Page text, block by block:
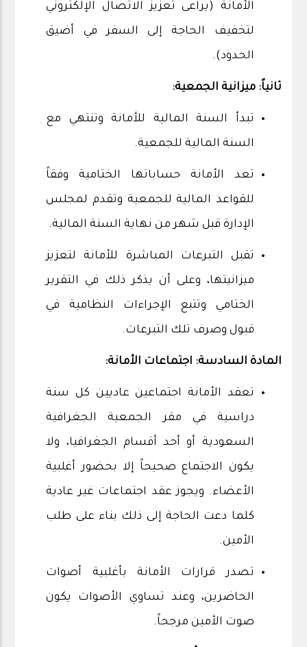
الأمانة (يراعى تعزيز الاتصال الإلكتروني
لتخفيف الحاجة إلى السفر في أضيق
الحدود).
ثانياً: ميزانية الجمعية:
تبدأ السنة المالية للأمانة وتنتهي مع
السنة المالية للجمعية.
تعد الأمانة حساباتها الختامية وفقاً
للقواعد المالية للجمعية وتقدم لمجلس
الإدارة قبل شهر من نهاية السنة المالية.
تقبل التبرعات المباشرة للأمانة لتعزيز
ميزانيتها، وعلى أن يذكر ذلك في التقرير
الختامي وتتبع الإجراءات النظامية في
قبول وصرف تلك التبرعات.
المادة السادسة: اجتماعات الأمانة:
تعقد الأمانة اجتماعين عاديين كل سنة
دراسية في مقر الجمعية الجغرافية
السعودية أو أحد أقسام الجغرافيا، ولا
يكون الاجتماع صحيحاً إلا بحضور أغلبية
الأعضاء. ويجوز عقد اجتماعات غير عادية
كلما دعت الحاجة إلى ذلك بناء على طلب
الأمين.
تصدر قرارات الأمانة بأغلبية أصوات
الحاضرين، وعند تساوي الأصوات يكون
صوت الأمين مرجحاً.